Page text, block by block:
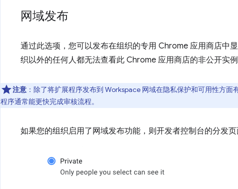
网域发布
通过此选项，您可以发布在组织的专用 Chrome 应用商店中
织以外的任何人都无法查看此 Chrome 应用商店的非公开实例
注意 ：除了将扩展程序发布到 Workspace 网域在隐私保护和可用性方
程序通常能更快完成审核流程。
如果您的组织启用了网域发布功能，则开发者控制台的分发页